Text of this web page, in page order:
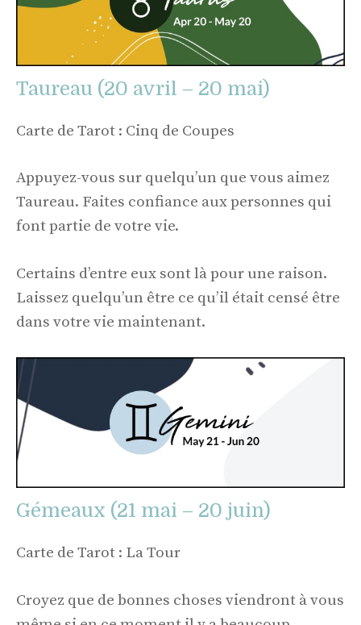
Taureau (20 avril – 20 mai)
Carte de Tarot : Cinq de Coupes
Appuyez-vous sur quelqu’un que vous aimez
Taureau. Faites confiance aux personnes qui
font partie de votre vie.
Certains d’entre eux sont là pour une raison.
Laissez quelqu’un être ce qu’il était censé être
dans votre vie maintenant.
Gémeaux (21 mai – 20 juin)
Carte de Tarot : La Tour
Croyez que de bonnes choses viendront à vous